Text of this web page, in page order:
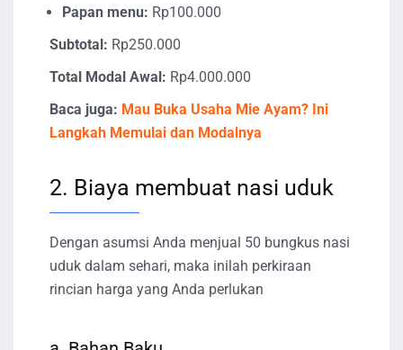
Papan menu: Rp100.000
Subtotal: Rp250.000
Total Modal Awal: Rp4.000.000
Baca juga: Mau Buka Usaha Mie Ayam? Ini
Langkah Memulai dan Modalnya
2. Biaya membuat nasi uduk
Dengan asumsi Anda menjual 50 bungkus nasi
uduk dalam sehari, maka inilah perkiraan
rincian harga yang Anda perlukan